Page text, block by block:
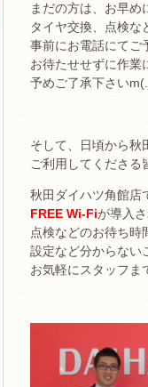
まだの方は、お早め
タイヤ交換、点検な
事前にお電話にてご
お待たせせずに作業
予めご了承下さい
そして、日頃から秋
ご利用してくださる
秋田ダイハツ角館店
FREE Wi-Fiが導入
点検などのお待ち時
設定など分からない
お気軽にスタッフま